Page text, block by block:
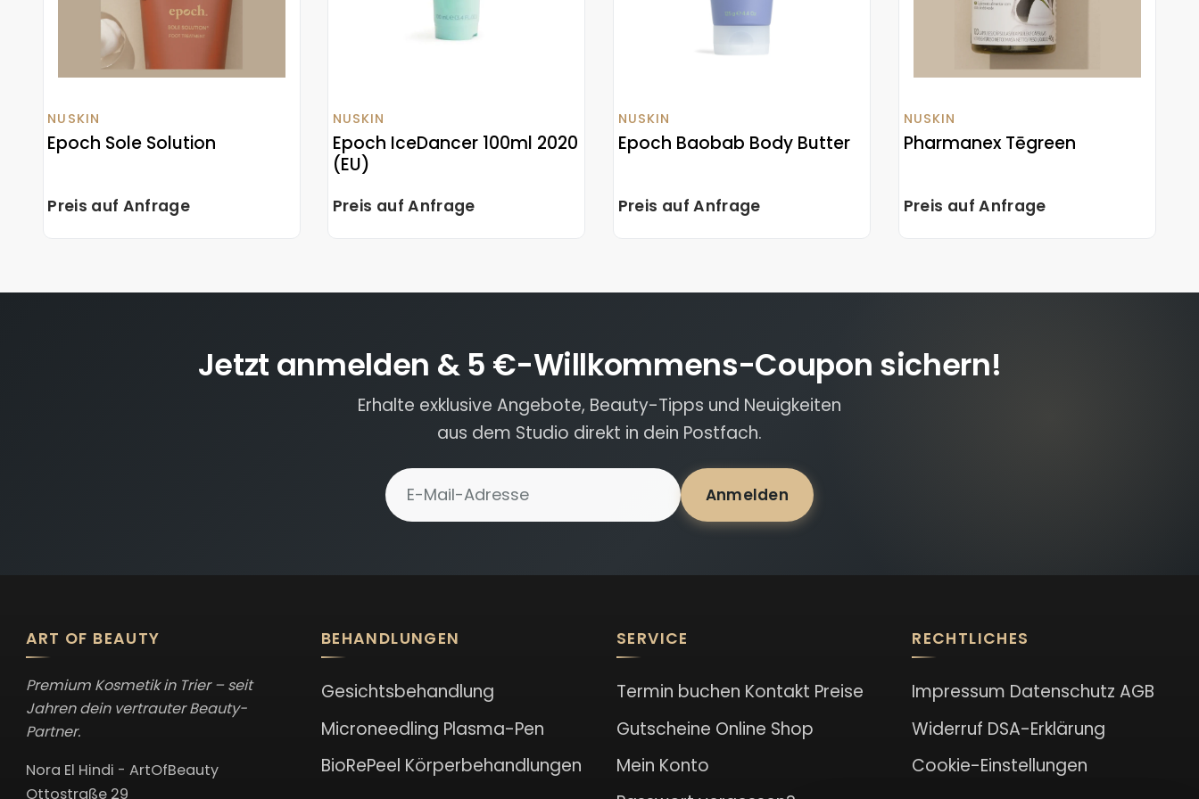
NUSKIN
Epoch Sole Solution
Preis auf Anfrage
NUSKIN
Epoch IceDancer 100ml 2020
(EU)
Preis auf Anfrage
NUSKIN
Epoch Baobab Body Butter
Preis auf Anfrage
NUSKIN
Pharmanex Tēgreen
Preis auf Anfrage
Jetzt anmelden & 5 €-Willkommens-Coupon sichern!
Erhalte exklusive Angebote, Beauty-Tipps und Neuigkeiten
aus dem Studio direkt in dein Postfach.
E-Mail-Adresse für Newsletter
Anmelden
ART OF BEAUTY
Premium Kosmetik in Trier – seit
Jahren dein vertrauter Beauty-
Partner.
Nora El Hindi - ArtOfBeauty
Ottostraße 29
BEHANDLUNGEN
Gesichtsbehandlung
Microneedling Plasma-Pen
BioRePeel Körperbehandlungen
SERVICE
Termin buchen Kontakt Preise
Gutscheine Online Shop
Mein Konto
RECHTLICHES
Impressum Datenschutz AGB
Widerruf DSA-Erklärung
Cookie-Einstellungen